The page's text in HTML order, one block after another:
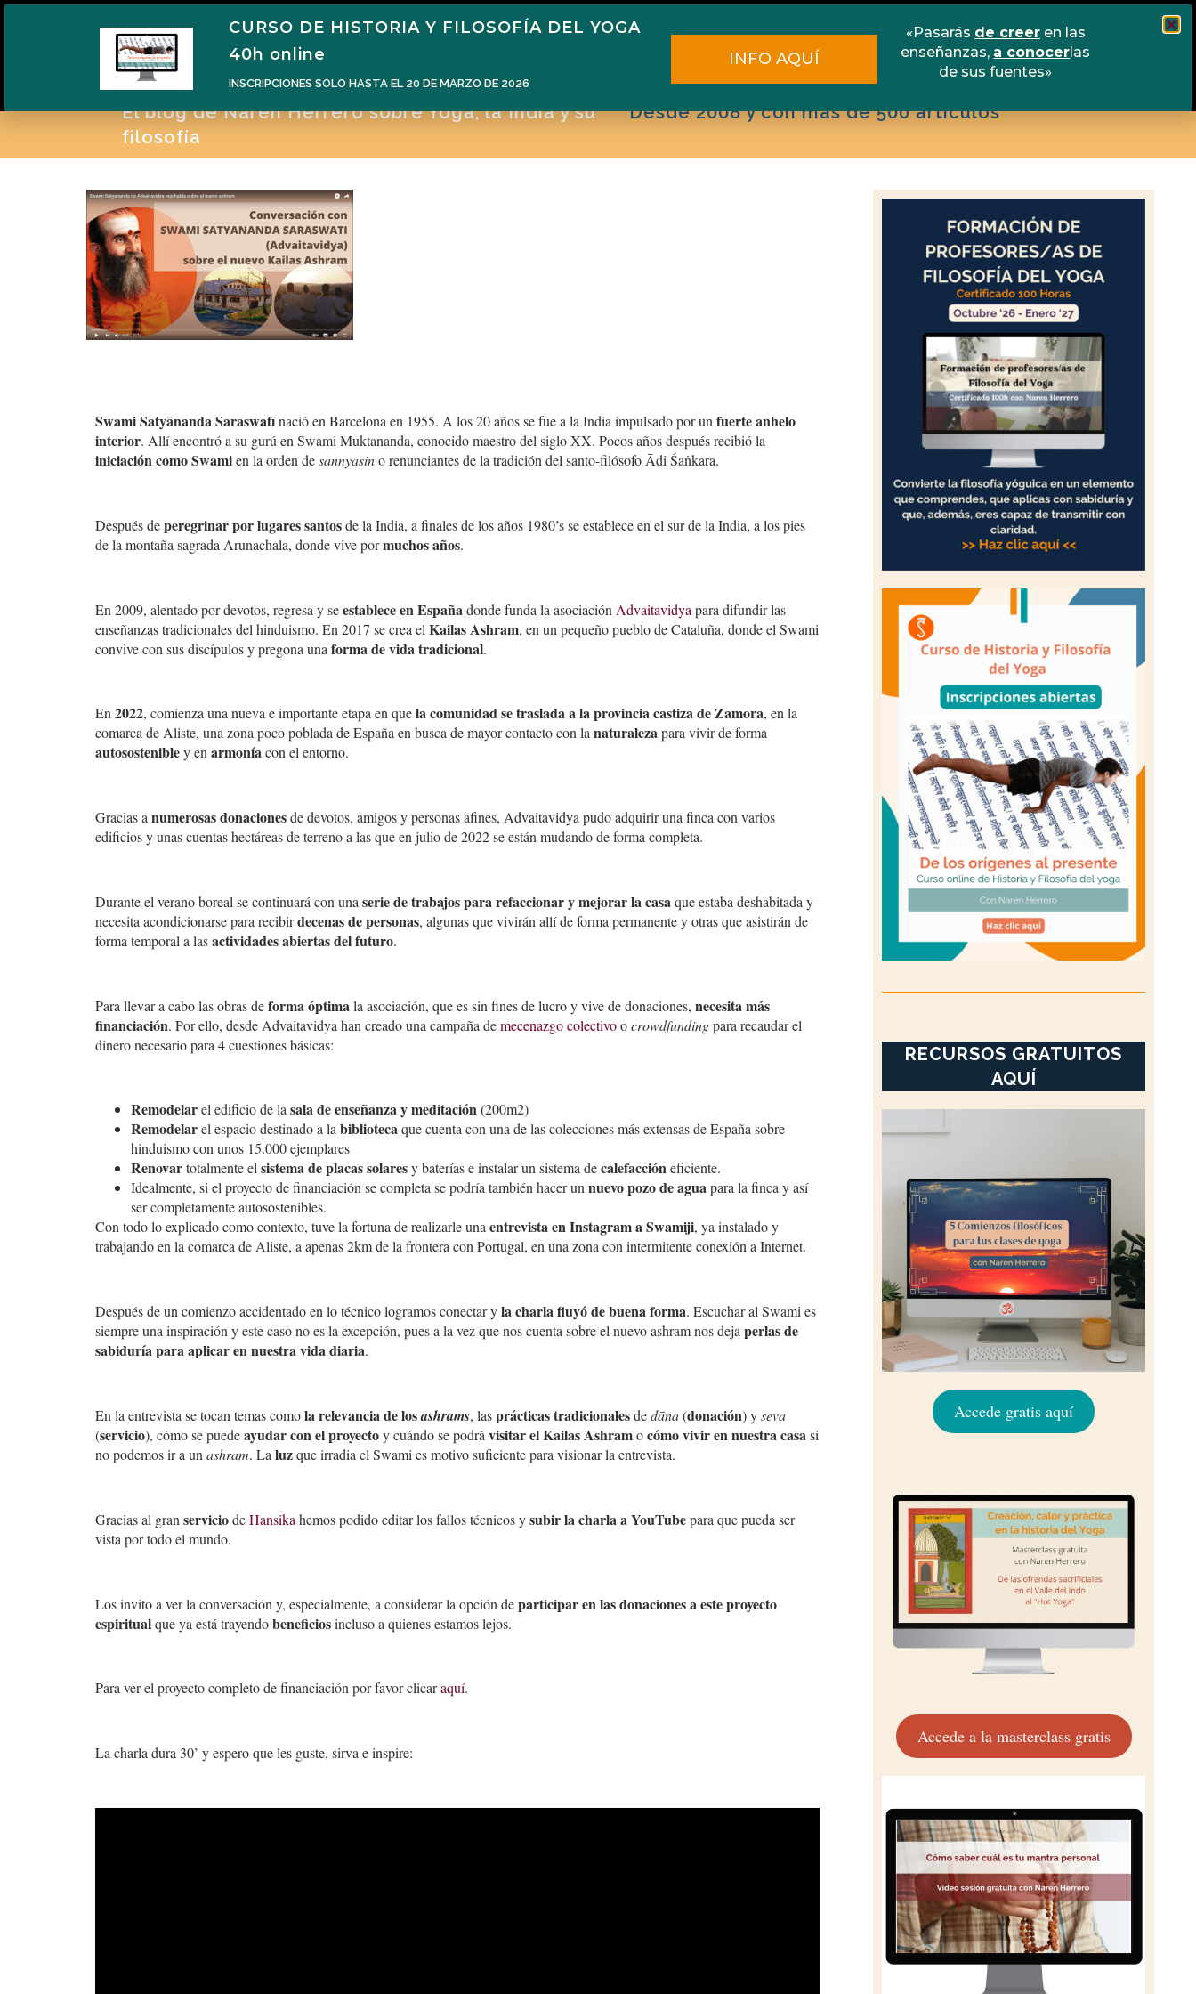
Home Narén Herrero Blog Libros Contacto
El blog de Naren Herrero sobre Yoga, la India y su
filosofía
Desde 2008 y con más de 500 artículos
Swami Satyānanda Saraswatīnació en Barcelona en 1955. A los 20 años se fue a la India impulsado por un fuerte anhelo
interior. Allí encontró a su gurú en Swami Muktananda, conocido maestro del siglo XX. Pocos años después recibió la
iniciación como Swamien la orden desannyasino renunciantes de la tradición del santo-filósofo Ādi Śaṅkara.
Después deperegrinar por lugares santosde la India, a finales de los años 1980’s se establece en el sur de la India, a los pies
de la montaña sagrada Arunachala, donde vive pormuchos años.
En 2009, alentado por devotos, regresa y seestablece en España donde funda la asociación Advaitavidya para difundir las
enseñanzas tradicionales del hinduismo. En 2017 se crea el Kailas Ashram, en un pequeño pueblo de Cataluña, donde el Swami
convive con sus discípulos y pregona una forma de vida tradicional.
En2022, comienza una nueva e importante etapa en quela comunidad se traslada a la provincia castiza de Zamora, en la
comarca de Aliste, una zona poco poblada de España en busca de mayor contacto con lanaturalezapara vivir de forma
autosostenibley enarmoníacon el entorno.
Gracias a numerosas donacionesde devotos, amigos y personas afines, Advaitavidya pudo adquirir una finca con varios
edificios y unas cuentas hectáreas de terreno a las que en julio de 2022 se están mudando de forma completa.
Durante el verano boreal se continuará con una serie de trabajos para refaccionar y mejorar la casaque estaba deshabitada y
necesita acondicionarse para recibirdecenas de personas, algunas que vivirán allí de forma permanente y otras que asistirán de
forma temporal a lasactividades abiertas del futuro.
Para llevar a cabo las obras deforma óptimala asociación, que es sin fines de lucro y vive de donaciones, necesita más
financiación. Por ello, desde Advaitavidya han creado una campaña demecenazgo colectivoocrowdfundingpara recaudar el
dinero necesario para 4 cuestiones básicas:
Remodelarel edificio de lasala de enseñanza y meditación(200m2)
Remodelarel espacio destinado a labibliotecaque cuenta con una de las colecciones más extensas de España sobre
hinduismo con unos 15.000 ejemplares
Renovartotalmente elsistema de placas solaresy baterías e instalar un sistema decalefaccióneficiente.
Idealmente, si el proyecto de financiación se completa se podría también hacer unnuevo pozo de aguapara la finca y así
ser completamente autosostenibles.
Con todo lo explicado como contexto, tuve la fortuna de realizarle unaentrevista en Instagram a Swamiji, ya instalado y
trabajando en la comarca de Aliste, a apenas 2km de la frontera con Portugal, en una zona con intermitente conexión a Internet.
Después de un comienzo accidentado en lo técnico logramos conectar ylacharla fluyó de buena forma. Escuchar al Swami es
siempre una inspiración y este caso no es la excepción, pues a la vez que nos cuenta sobre el nuevo ashram nos dejaperlas de
sabiduría para aplicar en nuestra vida diaria.
En la entrevista se tocan temas comola relevancia de losashrams, lasprácticas tradicionalesdedāna(donación) yseva
(servicio), cómo se puedeayudar con el proyectoy cuándo se podrá visitar el Kailas Ashramocómo vivir en nuestra casasi
no podemos ir a un ashram. La luzque irradia el Swami es motivo suficiente para visionar la entrevista.
Gracias al gran serviciodeHansika hemos podido editar los fallos técnicos ysubir la charla a YouTubepara que pueda ser
vista por todo el mundo.
Los invito a ver la conversación y, especialmente, a considerar la opción departicipar en las donaciones a este proyecto
espiritualque ya está trayendobeneficiosincluso a quienes estamos lejos.
Para ver el proyecto completo de financiación por favor clicaraquí.
La charla dura 30’ y espero que les guste, sirva e inspire:
RECURSOS GRATUITOS
AQUÍ
Accede gratis aquí
Accede a la masterclass gratis
CURSO DE HISTORIA Y FILOSOFÍA DEL YOGA
40h online
INSCRIPCIONES SOLO HASTA EL 20 DE MARZO DE 2026
INFO AQUÍ
«Pasarás de creeren las
enseñanzas, a conocerlas
de sus fuentes»